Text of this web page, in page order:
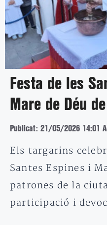
Festa de les
Mare de Déu
Publicat: 21/05/2026 14:01
Els targarins
Santes Espines i
patrones de la
participació i